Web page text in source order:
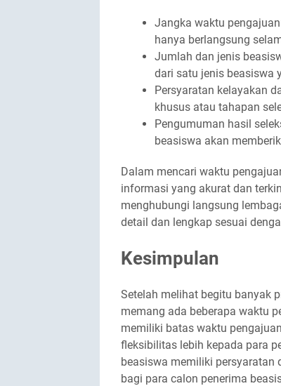
Jangka waktu
hanya berlangsung
Jumlah dan jenis
dari satu jenis beasiswa
Persyaratan kelayakan
khusus atau tahapan
Pengumuman hasil
beasiswa akan
Dalam mencari waktu
informasi yang akurat dan
menghubungi langsung
detail dan lengkap sesuai
Kesimpulan
Setelah melihat begitu banyak
memang ada beberapa waktu
memiliki batas waktu
fleksibilitas lebih kepada para
beasiswa memiliki persyaratan
bagi para calon penerima